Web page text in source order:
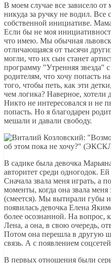
В моем случае все зависело
никуда за ручку не водил. Все
собственной инициативе.
Если бы не моя
что имею. Мы обычная
отличающаяся от тысячи
могли, что их сын станет
программу "Утренняя
родителям, что хочу попасть
того, чтобы петь, как эти
чем логика? Наверное, хотели
Никто не интересовался и не
попасть. Но я благодарен
мешали и давали свободу.
В садике была девочка
авторитет среди одногодок. Ей
Сначала звала меня играть, а
моменты, когда она звала меня
(смеется). Мы вытирали губы
появилась девочка Елена
более осознанной. На вопрос,
Лена, а она, в свою очередь,
Потом она перешла в другую
связь. А с появлением
В первых отношения были